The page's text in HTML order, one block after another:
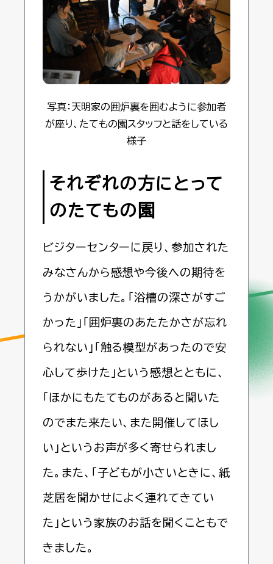
写真：天明家の囲炉裏を囲むように参加者
が座り、たてもの園スタッフと話をしている
様子
それぞれの方にとって
のたてもの園
ビジターセンターに戻り、参加された
みなさんから感想や今後への期待を
うかがいました。「浴槽の深さがすご
かった」「囲炉裏のあたたかさが忘れ
られない」「触る模型があったので安
心して歩けた」という感想とともに、
「ほかにもたてものがあると聞いた
のでまた来たい、また開催してほし
い」というお声が多く寄せられまし
た。また、「子どもが小さいときに、紙
芝居を聞かせによく連れてきてい
た」という家族のお話を聞くこともで
きました。